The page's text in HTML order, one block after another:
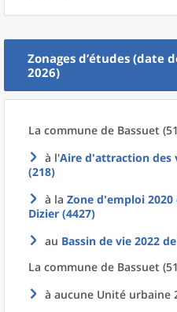
Zonages d’études (date
2026)
La commune de Bassuet
à l'Aire d'attraction des
(218)
à la Zone d'emploi 2020
Dizier (4427)
au Bassin de vie 2022 de
La commune de Bassuet
à aucune Unité urbaine